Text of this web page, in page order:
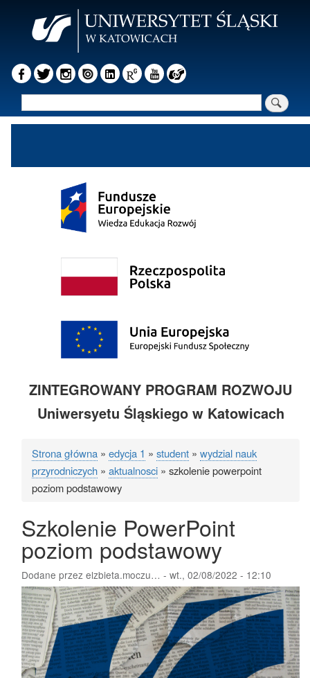
ZINTEGROWANY PROGRAM ROZWOJU
Uniwersyetu Śląskiego w Katowicach
Ścieżka
nawigacyjna
Strona główna edycja 1 student
wydzial nauk
przyrodniczych
aktualnosci
szkolenie powerpoint
poziom podstawowy
Szkolenie PowerPoint
poziom podstawowy
Dodane przez elzbieta.moczu… - wt., 02/08/2022 - 12:10